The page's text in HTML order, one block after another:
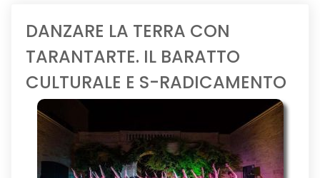
DANZARE LA TERRA CON
TARANTARTE. IL BARATTO
CULTURALE E S-RADICAMENTO